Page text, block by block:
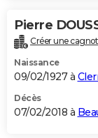
Pierre
Créer une
Naissance
09/02/1927 à
Décès
07/02/2018 à